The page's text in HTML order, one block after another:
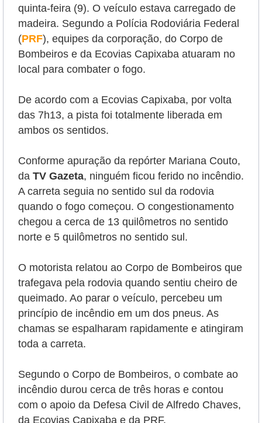
quinta-feira (9). O veículo estava carregado de
madeira. Segundo a Polícia Rodoviária Federal
(PRF), equipes da corporação, do Corpo de
Bombeiros e da Ecovias Capixaba atuaram no
local para combater o fogo.
De acordo com a Ecovias Capixaba, por volta
das 7h13, a pista foi totalmente liberada em
ambos os sentidos.
Conforme apuração da repórter Mariana Couto,
da TV Gazeta, ninguém ficou ferido no incêndio.
A carreta seguia no sentido sul da rodovia
quando o fogo começou. O congestionamento
chegou a cerca de 13 quilômetros no sentido
norte e 5 quilômetros no sentido sul.
O motorista relatou ao Corpo de Bombeiros que
trafegava pela rodovia quando sentiu cheiro de
queimado. Ao parar o veículo, percebeu um
princípio de incêndio em um dos pneus. As
chamas se espalharam rapidamente e atingiram
toda a carreta.
Segundo o Corpo de Bombeiros, o combate ao
incêndio durou cerca de três horas e contou
com o apoio da Defesa Civil de Alfredo Chaves,
da Ecovias Capixaba e da PRF.